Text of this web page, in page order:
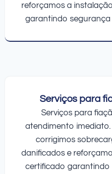
reforçamos a
garantindo segurança
Serviços para
Serviços para
atendimento
corrigimos
danificados e
certificado garantindo